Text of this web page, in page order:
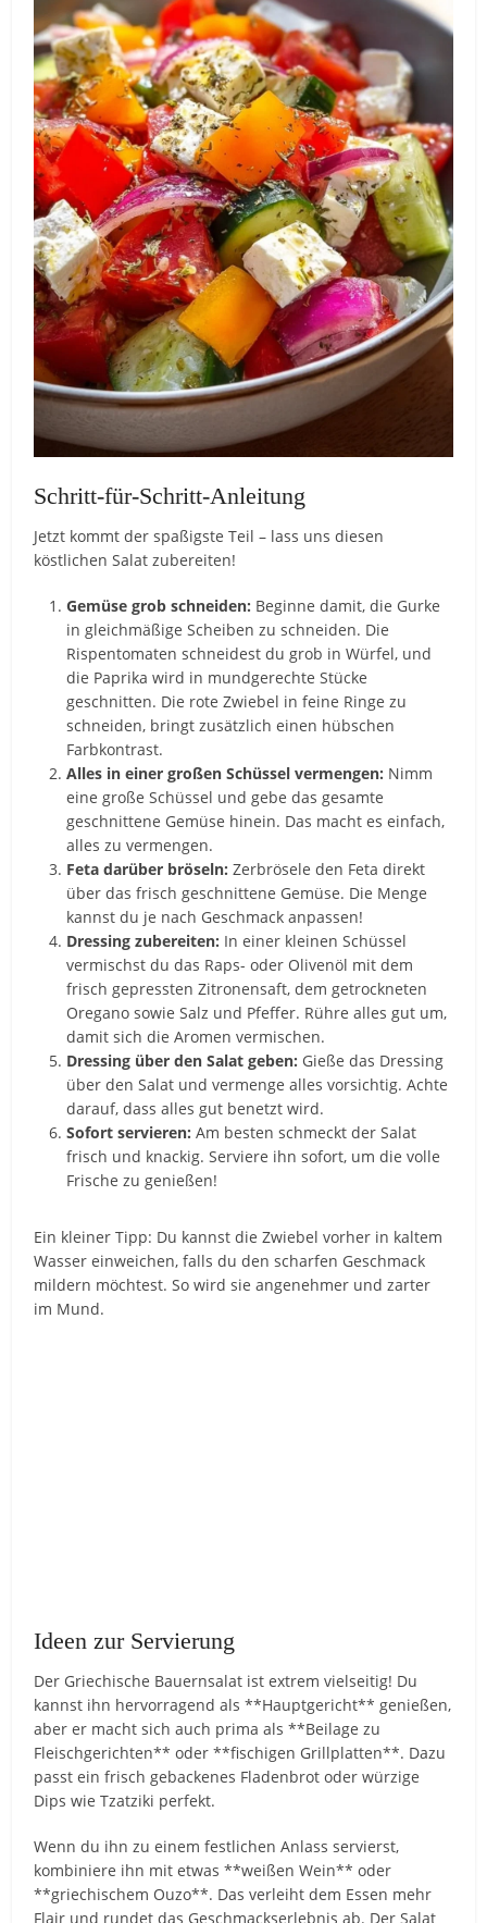
Schritt-für-Schritt-Anleitung
Jetzt kommt der spaßigste Teil – lass uns diesen
köstlichen Salat zubereiten!
Gemüse grob schneiden: Beginne damit, die Gurke
in gleichmäßige Scheiben zu schneiden. Die
Rispentomaten schneidest du grob in Würfel, und
die Paprika wird in mundgerechte Stücke
geschnitten. Die rote Zwiebel in feine Ringe zu
schneiden, bringt zusätzlich einen hübschen
Farbkontrast.
Alles in einer großen Schüssel vermengen: Nimm
eine große Schüssel und gebe das gesamte
geschnittene Gemüse hinein. Das macht es einfach,
alles zu vermengen.
Feta darüber bröseln: Zerbrösele den Feta direkt
über das frisch geschnittene Gemüse. Die Menge
kannst du je nach Geschmack anpassen!
Dressing zubereiten: In einer kleinen Schüssel
vermischst du das Raps- oder Olivenöl mit dem
frisch gepressten Zitronensaft, dem getrockneten
Oregano sowie Salz und Pfeffer. Rühre alles gut um,
damit sich die Aromen vermischen.
Dressing über den Salat geben: Gieße das Dressing
über den Salat und vermenge alles vorsichtig. Achte
darauf, dass alles gut benetzt wird.
Sofort servieren: Am besten schmeckt der Salat
frisch und knackig. Serviere ihn sofort, um die volle
Frische zu genießen!
Ein kleiner Tipp: Du kannst die Zwiebel vorher in kaltem
Wasser einweichen, falls du den scharfen Geschmack
mildern möchtest. So wird sie angenehmer und zarter
im Mund.
Ideen zur Servierung
Der Griechische Bauernsalat ist extrem vielseitig! Du
kannst ihn hervorragend als **Hauptgericht** genießen,
aber er macht sich auch prima als **Beilage zu
Fleischgerichten** oder **fischigen Grillplatten**. Dazu
passt ein frisch gebackenes Fladenbrot oder würzige
Dips wie Tzatziki perfekt.
Wenn du ihn zu einem festlichen Anlass servierst,
kombiniere ihn mit etwas **weißen Wein** oder
**griechischem Ouzo**. Das verleiht dem Essen mehr
Flair und rundet das Geschmackserlebnis ab. Der Salat